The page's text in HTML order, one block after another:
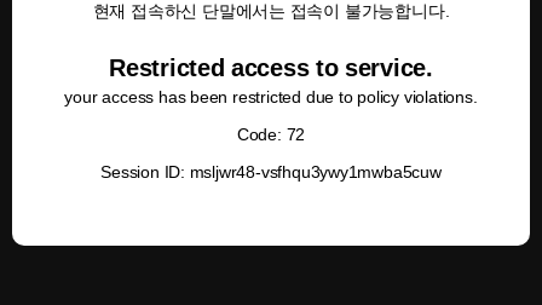
현재 접속하신 단말에서는 접속이 불가능합니다.
Restricted access to service.
your access has been restricted due to policy violations.
Code: 72
Session ID: msljwr48-vsfhqu3ywy1mwba5cuw